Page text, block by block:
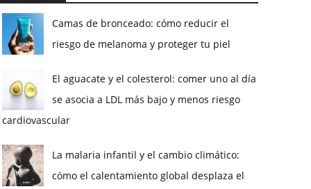
Camas de bronceado: cómo reducir el
riesgo de melanoma y proteger tu piel
El aguacate y el colesterol: comer uno al día
se asocia a LDL más bajo y menos riesgo
cardiovascular
La malaria infantil y el cambio climático:
cómo el calentamiento global desplaza el